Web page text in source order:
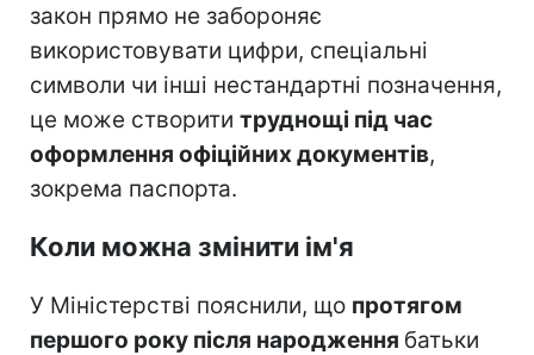
закон прямо не забороняє
використовувати цифри, спеціальні
символи чи інші нестандартні позначення,
це може створити труднощі під час
оформлення офіційних документів,
зокрема паспорта.
Коли можна змінити ім'я
У Міністерстві пояснили, що протягом
першого року після народження батьки